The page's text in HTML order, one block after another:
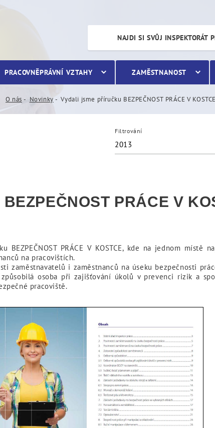
PRÁCE V
NAJDI SI SVŮJ INSPEKTORÁT
PRACOVNĚPRÁVNÍ VZTAHY ZAMĚSTNANOST
O nás Novinky Vydali jsme příručku BEZPEČNOST PRÁCE V KOSTCE
Filtrování
2013
PRÁCE V
PRÁCE V KOSTCE, kde na jednom místě
na pracovištích.
zaměstnavatelů i zaměstnanců na úseku bezpečnosti
osoba při zajišťování úkolů v prevenci rizik a
pracoviště.